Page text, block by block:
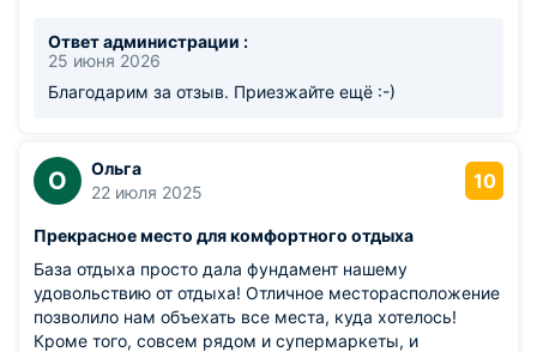
Ответ администрации :
25 июня 2026
Благодарим за отзыв. Приезжайте ещё :-)
О
Ольга
22 июля 2025
10
Прекрасное место для комфортного отдыха
База отдыха просто дала фундамент нашему
удовольствию от отдыха! Отличное месторасположение
позволило нам объехать все места, куда хотелось!
Кроме того, совсем рядом и супермаркеты, и